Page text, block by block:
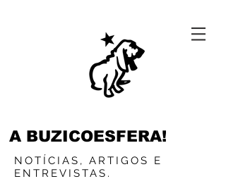
A BUZICOESFERA!
NOTÍCIAS, ARTIGOS E
ENTREVISTAS.